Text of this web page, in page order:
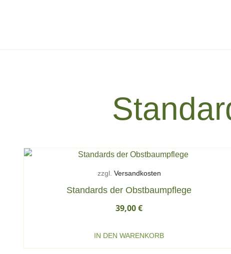
zzgl. Versandkosten
Standards der Obstbaumpflege
39,00€
IN DEN WARENKORB